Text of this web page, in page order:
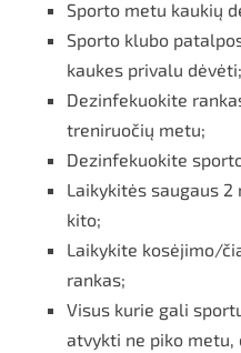
Sporto metu kaukių
Sporto klubo
kaukes privalu dėvėti;
Dezinfekuokite
treniruočių metu;
Dezinfekuokite
Laikykitės saugaus
kito;
Laikykite kosėjimo/
rankas;
Visus kurie gali
atvykti ne piko metu,